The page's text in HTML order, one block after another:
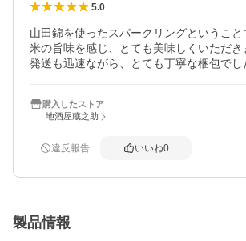
5.0
山田錦を使ったスパークリングということ
米の旨味を感じ、とても美味しくいただき
発送も迅速ながら、とても丁寧な梱包でし
購入したストア
地酒屋蔵之助
違反報告 いいね0
製品情報